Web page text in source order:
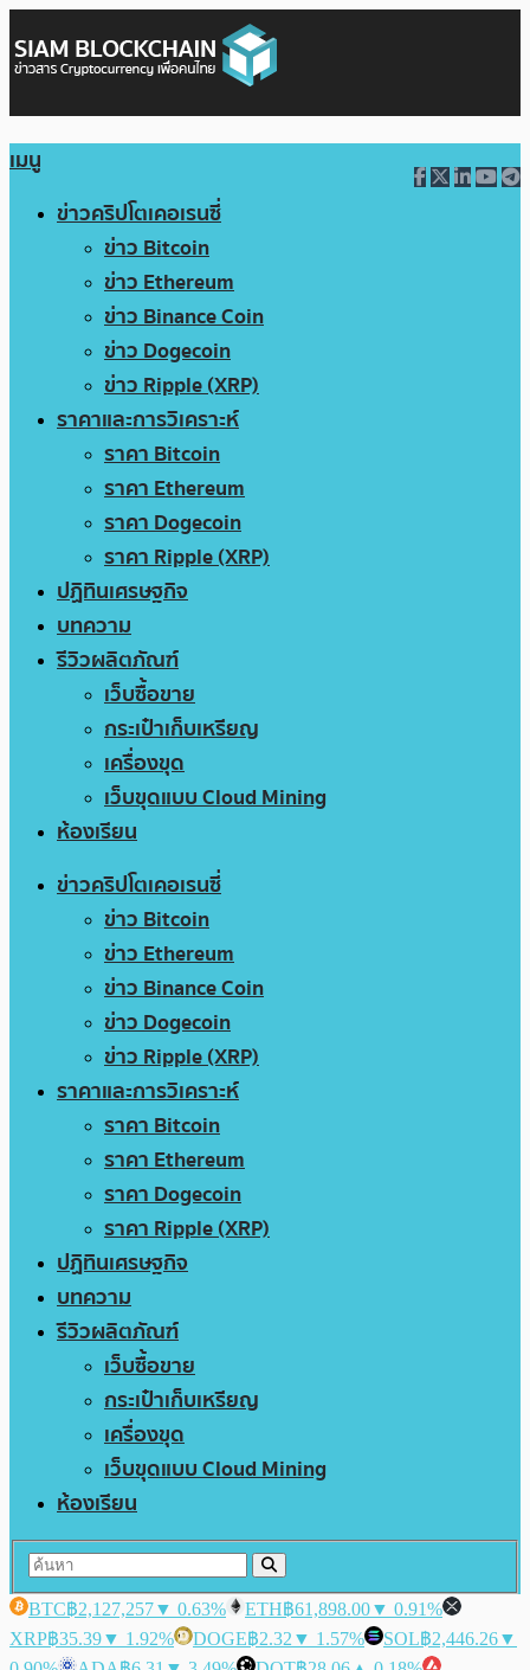
เมนู
ข่าวคริปโตเคอเรนซี่
ข่าว Bitcoin
ข่าว Ethereum
ข่าว Binance Coin
ข่าว Dogecoin
ข่าว Ripple (XRP)
ราคาและการวิเคราะห์
ราคา Bitcoin
ราคา Ethereum
ราคา Dogecoin
ราคา Ripple (XRP)
ปฏิทินเศรษฐกิจ
บทความ
รีวิวผลิตภัณฑ์
เว็บซื้อขาย
กระเป๋าเก็บเหรียญ
เครื่องขุด
เว็บขุดแบบ Cloud Mining
ห้องเรียน
ข่าวคริปโตเคอเรนซี่
ข่าว Bitcoin
ข่าว Ethereum
ข่าว Binance Coin
ข่าว Dogecoin
ข่าว Ripple (XRP)
ราคาและการวิเคราะห์
ราคา Bitcoin
ราคา Ethereum
ราคา Dogecoin
ราคา Ripple (XRP)
ปฏิทินเศรษฐกิจ
บทความ
รีวิวผลิตภัณฑ์
เว็บซื้อขาย
กระเป๋าเก็บเหรียญ
เครื่องขุด
เว็บขุดแบบ Cloud Mining
ห้องเรียน
BTC฿2,127,257▼ 0.63% ETH฿61,898.00▼ 0.91%
XRP฿35.39▼ 1.92% DOGE฿2.32 ▼ 1.57% SOL฿2,446.26▼